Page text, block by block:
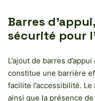
Barres
sécurité pour
L’ajout de barres
constitue une barrière
facilite l’accessibilité.
ainsi que la présence